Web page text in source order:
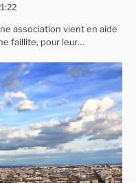
association vient en aide
faillite, pour leur…